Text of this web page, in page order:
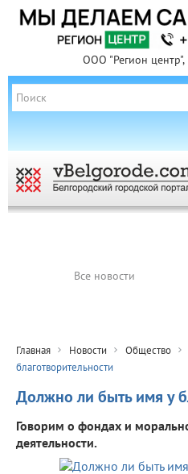
ООО "Регион
Все новости
Главная Новости Общество
благотворительности
Должно ли быть имя у
Говорим о фондах и
деятельности.